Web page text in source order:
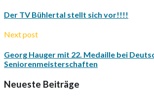
Der TV Bühlertal stellt sich vor!!!!
Next post
Georg Hauger mit 22. Medaille bei
Seniorenmeisterschaften
Neueste Beiträge